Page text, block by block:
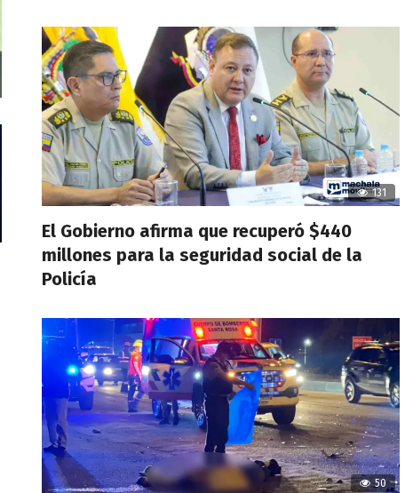
131
El Gobierno afirma que recuperó $440
millones para la seguridad social de la
Policía
50